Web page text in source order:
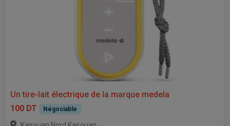
Un tire-lait électrique de la marque medela
100 DT
Négociable